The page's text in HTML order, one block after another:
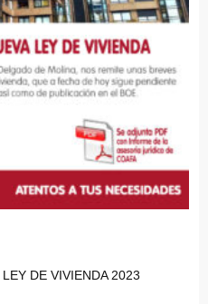
DE VIVIENDA 2023